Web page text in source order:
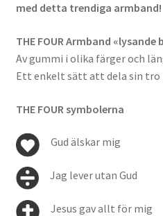
med detta trendiga armband!
THE FOUR Armband «lysande
Av gummi i olika färger och
Ett enkelt sätt att dela sin tro
THE FOUR symbolerna
Gud älskar mig
Jag lever utan Gud
Jesus gav allt för mig